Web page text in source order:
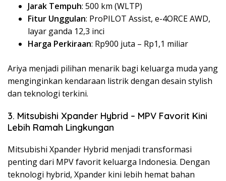
Jarak Tempuh: 500 km (WLTP)
Fitur Unggulan: ProPILOT Assist, e-4ORCE AWD,
layar ganda 12,3 inci
Harga Perkiraan: Rp900 juta – Rp1,1 miliar
Ariya menjadi pilihan menarik bagi keluarga muda yang
menginginkan kendaraan listrik dengan desain stylish
dan teknologi terkini.
3. Mitsubishi Xpander Hybrid – MPV Favorit Kini
Lebih Ramah Lingkungan
Mitsubishi Xpander Hybrid menjadi transformasi
penting dari MPV favorit keluarga Indonesia. Dengan
teknologi hybrid, Xpander kini lebih hemat bahan